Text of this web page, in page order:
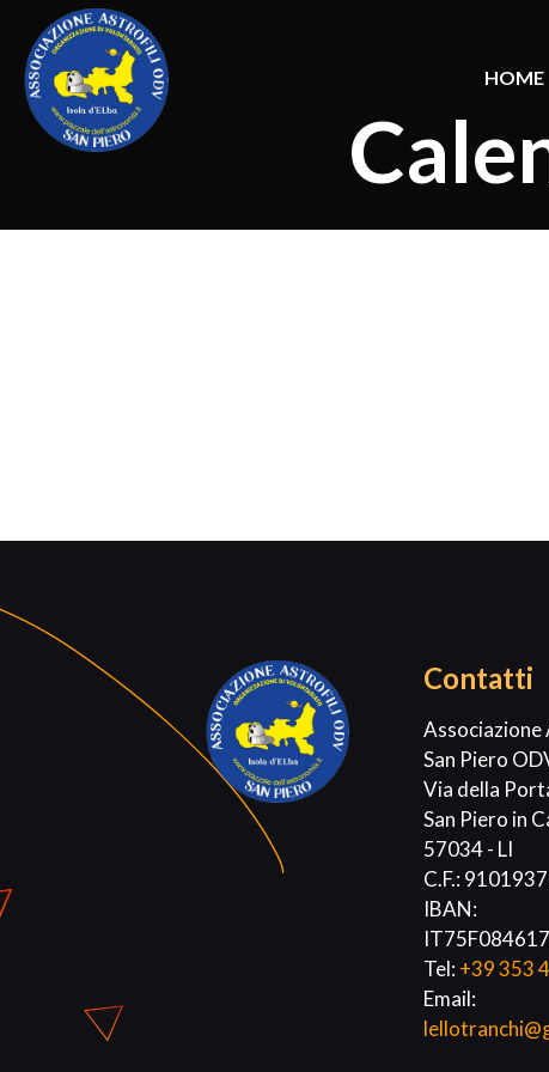
HOME
Contatti
San Piero
Via della
San Piero in
57034 - LI
C.F.:
IBAN:
Tel: +39 353
Email: